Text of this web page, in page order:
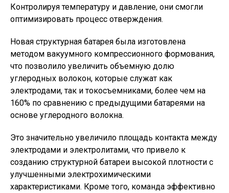
Контролируя температуру и давление, они смогли
оптимизировать процесс отверждения.
Новая структурная батарея была изготовлена ​​
методом вакуумного компрессионного формования,
что позволило увеличить объемную долю
углеродных волокон, которые служат как
электродами, так и токосъемниками, более чем на
160% по сравнению с предыдущими батареями на
основе углеродного волокна.
Это значительно увеличило площадь контакта между
электродами и электролитами, что привело к
созданию структурной батареи высокой плотности с
улучшенными электрохимическими
характеристиками. Кроме того, команда эффективно